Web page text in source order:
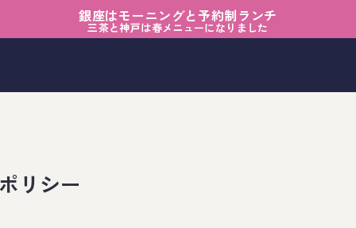
銀座はモーニングと予約制ランチ
三茶と神戸は春メニューになりました
リシー